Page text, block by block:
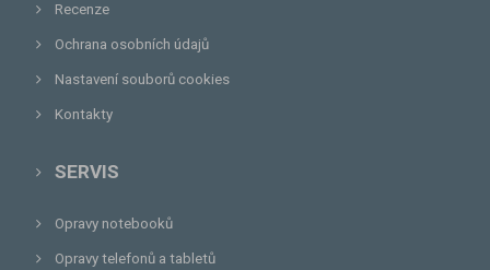
Recenze
Ochrana osobních údajů
Nastavení souborů cookies
Kontakty
SERVIS
Opravy notebooků
Opravy telefonů a tabletů